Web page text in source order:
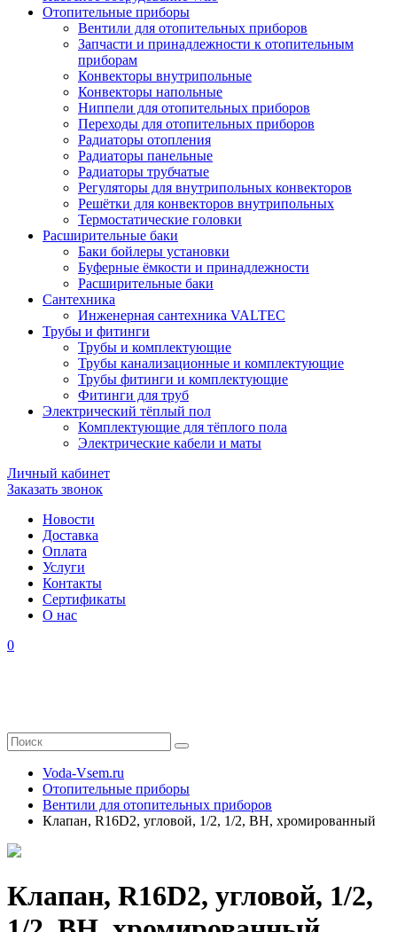
Отопительные приборы
Вентили для отопительных приборов
Запчасти и принадлежности к отопительным
приборам
Конвекторы внутрипольные
Конвекторы напольные
Ниппели для отопительных приборов
Переходы для отопительных приборов
Радиаторы отопления
Радиаторы панельные
Радиаторы трубчатые
Регуляторы для внутрипольных конвекторов
Решётки для конвекторов внутрипольных
Термостатические головки
Расширительные баки
Баки бойлеры установки
Буферные ёмкости и принадлежности
Расширительные баки
Сантехника
Инженерная сантехника VALTEC
Трубы и фитинги
Трубы и комплектующие
Трубы канализационные и комплектующие
Трубы фитинги и комплектующие
Фитинги для труб
Электрический тёплый пол
Комплектующие для тёплого пола
Электрические кабели и маты
Личный кабинет
Заказать звонок
Новости
Доставка
Оплата
Услуги
Контакты
Cертификаты
О нас
0
Voda-Vsem.ru
Отопительные приборы
Вентили для отопительных приборов
Клапан, R16D2, угловой, 1/2, 1/2, ВН, хромированный
Клапан, R16D2, угловой, 1/2,